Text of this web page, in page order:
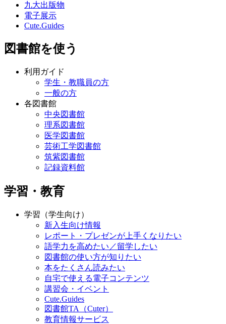
九大出版物
電子展示
Cute.Guides
図書館を使う
利用ガイド
学生・教職員の方
一般の方
各図書館
中央図書館
理系図書館
医学図書館
芸術工学図書館
筑紫図書館
記録資料館
学習・教育
学習（学生向け）
新入生向け情報
レポート・プレゼンが上手くなりたい
語学力を高めたい／留学したい
図書館の使い方が知りたい
本をたくさん読みたい
自宅で使える電子コンテンツ
講習会・イベント
Cute.Guides
図書館TA（Cuter）
教育情報サービス